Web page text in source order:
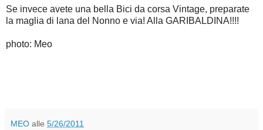
Se invece avete una bella Bici da corsa Vintage, preparate
la maglia di lana del Nonno e via! Alla GARIBALDINA!!!!
photo: Meo
MEO alle 5/26/2011